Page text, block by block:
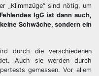
„Klimmzüge“ sind nötig, um
Fehlendes IgG ist dann auch,
Schwäche, sondern ein
durch die verschiedenen
Auch sie werden durch
gemessen. Vor allem